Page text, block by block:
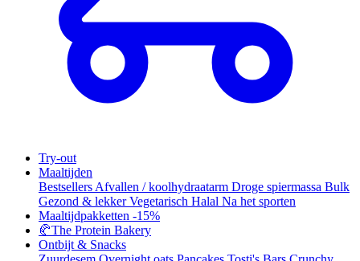
Try-out
Maaltijden
Bestsellers Afvallen / koolhydraatarm Droge spiermassa Bulk
Gezond & lekkerVegetarisch Halal Na het sporten
Maaltijdpakketten -15%
🥐The Protein Bakery
Ontbijt & Snacks